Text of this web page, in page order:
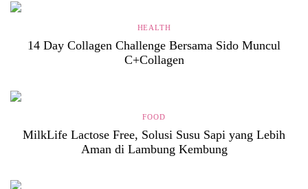
HEALTH
14 Day Collagen Challenge Bersama Sido Muncul
C+Collagen
FOOD
MilkLife Lactose Free, Solusi Susu Sapi yang Lebih
Aman di Lambung Kembung